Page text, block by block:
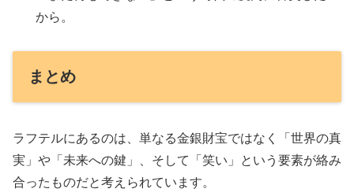
から。
まとめ
ラフテルにあるのは、単なる金銀財宝ではなく「世界の真
実」や「未来への鍵」、そして「笑い」という要素が絡み
合ったものだと考えられています。